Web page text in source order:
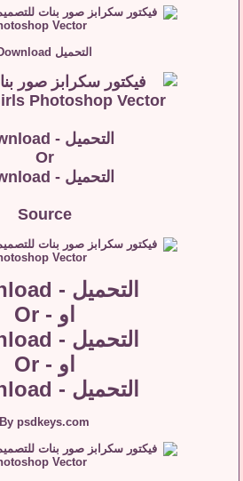
التحميل Download
التحميل - Download
Or
التحميل - Download
Source
التحميل - Download
او - Or
التحميل - Download
او - Or
التحميل - Download
By psdkeys.com